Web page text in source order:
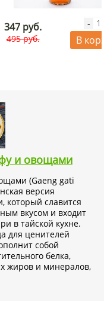
347 руб.
495 руб.
-
В
и овощами
(Gaeng gati
версия
который славится
вкусом и входит
в тайской кухне.
для ценителей
собой
белка,
жиров и минералов,